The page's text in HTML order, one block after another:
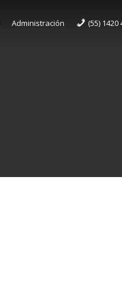
Administración (55) 1420